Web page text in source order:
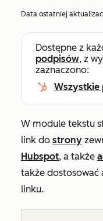
Data ostatniej
Dostępne z
podpisów, z
zaznaczono:
W module tekstu
link do strony
Hubspot, a także
także
linku.